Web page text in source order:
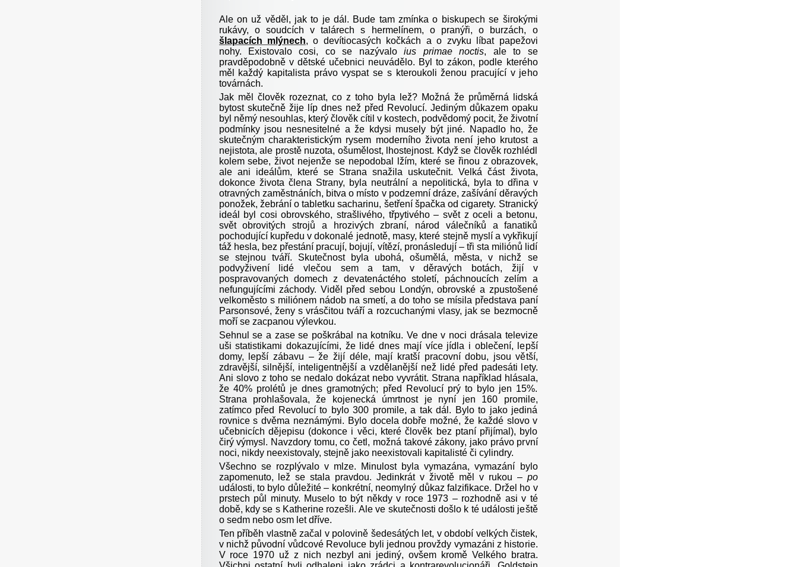
Ale on už věděl, jak to je dál. Bude tam zmínka o biskupech se širokými
rukávy, o soudcích v talárech s hermelínem, o pranýři, o burzách, o
šlapacích mlýnech, o devítiocasých kočkách a o zvyku líbat papežovi
nohy. Existovalo cosi, co se nazývaloius primae noctis, ale to se
pravděpodobně v dětské učebnici neuvádělo. Byl to zákon, podle kterého
měl každý kapitalista právo vyspat se s kteroukoli ženou pracující v jeho
továrnách.
Jak měl člověk rozeznat, co z toho byla lež? Možná že průměrná lidská
bytost skutečně žije líp dnes než před Revolucí. Jediným důkazem opaku
byl němý nesouhlas, který člověk cítil v kostech, podvědomý pocit, že životní
podmínky jsou nesnesitelné a že kdysi musely být jiné. Napadlo ho, že
skutečným charakteristickým rysem moderního života není jeho krutost a
nejistota, ale prostě nuzota, ošumělost, lhostejnost. Když se člověk rozhlédl
kolem sebe, život nejenže se nepodobal lžím, které se řinou z obrazovek,
ale ani ideálům, které se Strana snažila uskutečnit. Velká část života,
dokonce života člena Strany, byla neutrální a nepolitická, byla to dřina v
otravných zaměstnáních, bitva o místo v podzemní dráze, zašívání děravých
ponožek, žebrání o tabletku sacharinu, šetření špačka od cigarety. Stranický
ideál byl cosi obrovského, strašlivého, třpytivého – svět z oceli a betonu,
svět obrovitých strojů a hrozivých zbraní, národ válečníků a fanatiků
pochodující kupředu v dokonalé jednotě, masy, které stejně myslí a vykřikují
táž hesla, bez přestání pracují, bojují, vítězí, pronásledují – tři sta miliónů lidí
se stejnou tváří. Skutečnost byla ubohá, ošumělá, města, v nichž se
podvyživení lidé vlečou sem a tam, v děravých botách, žijí v
pospravovaných domech z devatenáctého století, páchnoucích zelím a
nefungujícími záchody. Viděl před sebou Londýn, obrovské a zpustošené
velkoměsto s miliónem nádob na smetí, a do toho se mísila představa paní
Parsonsové, ženy s vrásčitou tváří a rozcuchanými vlasy, jak se bezmocně
moří se zacpanou výlevkou.
Sehnul se a zase se poškrábal na kotníku. Ve dne v noci drásala televize
uši statistikami dokazujícími, že lidé dnes mají více jídla i oblečení, lepší
domy, lepší zábavu – že žijí déle, mají kratší pracovní dobu, jsou větší,
zdravější, silnější, inteligentnější a vzdělanější než lidé před padesáti lety.
Ani slovo z toho se nedalo dokázat nebo vyvrátit. Strana například hlásala,
že 40% prolétů je dnes gramotných; před Revolucí prý to bylo jen 15%.
Strana prohlašovala, že kojenecká úmrtnost je nyní jen 160 promile,
zatímco před Revolucí to bylo 300 promile, a tak dál. Bylo to jako jediná
rovnice s dvěma neznámými. Bylo docela dobře možné, že každé slovo v
učebnicích dějepisu (dokonce i věci, které člověk bez ptaní přijímal), bylo
čirý výmysl. Navzdory tomu, co četl, možná takové zákony, jako právo první
noci, nikdy neexistovaly, stejně jako neexistovali kapitalisté či cylindry.
Všechno se rozplývalo v mlze. Minulost byla vymazána, vymazání bylo
zapomenuto, lež se stala pravdou. Jedinkrát v životě měl v rukou – po
události, to bylo důležité – konkrétní, neomylný důkaz falzifikace. Držel ho v
prstech půl minuty. Muselo to být někdy v roce 1973 – rozhodně asi v té
době, kdy se s Katherine rozešli. Ale ve skutečnosti došlo k té události ještě
o sedm nebo osm let dříve.
Ten příběh vlastně začal v polovině šedesátých let, v období velkých čistek,
v nichž původní vůdcové Revoluce byli jednou provždy vymazáni z historie.
V roce 1970 už z nich nezbyl ani jediný, ovšem kromě Velkého bratra.